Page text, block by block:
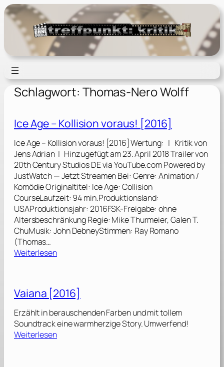
Zum
Inhalt
springen
Schlagwort: Thomas-Nero Wolff
Ice Age – Kollision voraus! [2016]
Ice Age – Kollision voraus! [2016] Wertung: | Kritik von
Jens Adrian | Hinzugefügt am 23. April 2018 Trailer von
20th Century Studios DE via YouTube.com Powered by
JustWatch — Jetzt Streamen Bei: Genre: Animation /
Komödie Originaltitel: Ice Age: Collision
CourseLaufzeit: 94 min.Produktionsland:
USAProduktionsjahr: 2016FSK-Freigabe: ohne
Altersbeschränkung Regie: Mike Thurmeier, Galen T.
ChuMusik: John DebneyStimmen: Ray Romano
(Thomas…
Weiterlesen:
A
e
–
K
Vaiana [2016]
Erzählt in berauschenden Farben und mit tollem
Soundtrack eine warmherzige Story. Umwerfend!
Weiterlesen: